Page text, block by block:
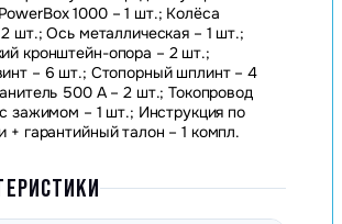
1000 – 1 шт.; Колёса
шт.; Ось металлическая – 1 шт.;
кронштейн-опора – 2 шт.;
– 6 шт.; Стопорный шплинт – 4
500 А – 2 шт.; Токопровод
зажимом – 1 шт.; Инструкция по
+ гарантийный талон – 1 компл.